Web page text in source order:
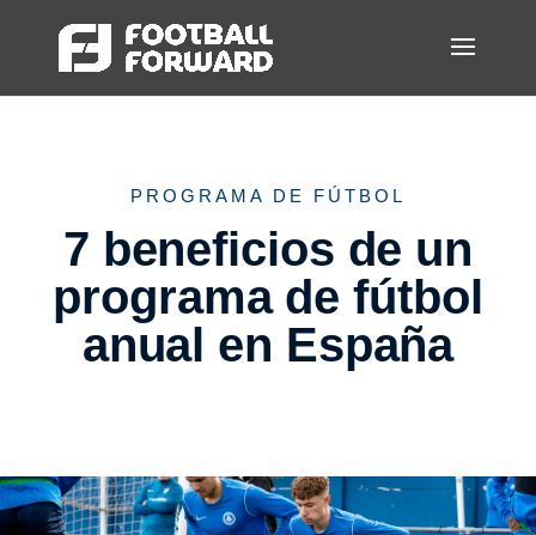
PROGRAMA DE FÚTBOL
7 beneficios de un
programa de fútbol
anual en España